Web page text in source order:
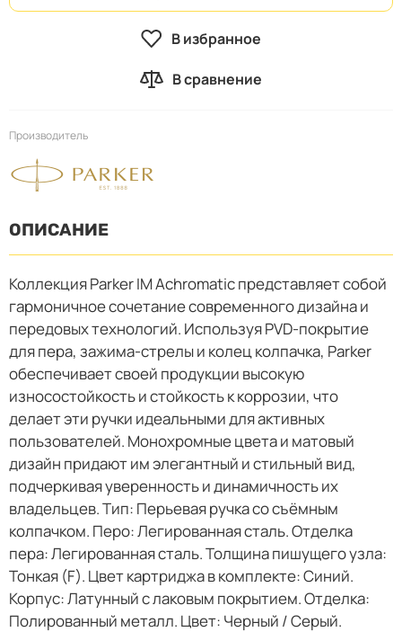
В избранное
В сравнение
Производитель
ОПИСАНИЕ
Коллекция Parker IM Achromatic представляет собой
гармоничное сочетание современного дизайна и
передовых технологий. Используя PVD-покрытие
для пера, зажима-стрелы и колец колпачка, Parker
обеспечивает своей продукции высокую
износостойкость и стойкость к коррозии, что
делает эти ручки идеальными для активных
пользователей. Монохромные цвета и матовый
дизайн придают им элегантный и стильный вид,
подчеркивая уверенность и динамичность их
владельцев. Тип: Перьевая ручка со съёмным
колпачком. Перо: Легированная сталь. Отделка
пера: Легированная сталь. Толщина пишущего узла:
Тонкая (F). Цвет картриджа в комплекте: Синий.
Корпус: Латунный с лаковым покрытием. Отделка:
Полированный металл. Цвет: Черный / Серый.